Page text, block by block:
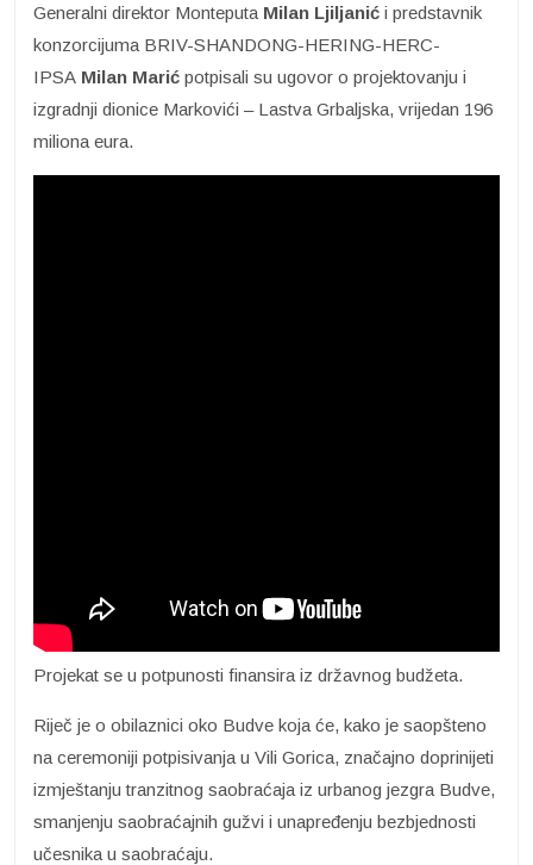
Generalni direktor Monteputa Milan Ljiljanić i predstavnik
konzorcijuma BRIV-SHANDONG-HERING-HERC-
IPSA Milan Marić potpisali su ugovor o projektovanju i
izgradnji dionice Markovići – Lastva Grbaljska, vrijedan 196
miliona eura.
Projekat se u potpunosti finansira iz državnog budžeta.
Riječ je o obilaznici oko Budve koja će, kako je saopšteno
na ceremoniji potpisivanja u Vili Gorica, značajno doprinijeti
izmještanju tranzitnog saobraćaja iz urbanog jezgra Budve,
smanjenju saobraćajnih gužvi i unapređenju bezbjednosti
učesnika u saobraćaju.